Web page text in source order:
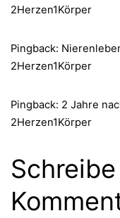
2Herzen1Körper
Pingback:
2Herzen1Körper
Pingback: 2 Jahre
2Herzen1Körper